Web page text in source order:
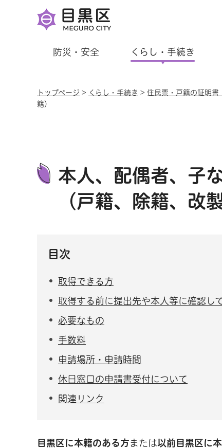
防災・安全 くらし・手続き
トップページ > くらし・手続き > 住民票・戸籍の証明書
籍）
本人、配偶者、子
（戸籍、除籍、改
目次
取得できる方
取得する前に提出先や本人等に確認し
必要なもの
手数料
申請場所・申請時間
休日窓口の申請書受付について
関連リンク
目黒区に本籍のある方または以前目黒区に